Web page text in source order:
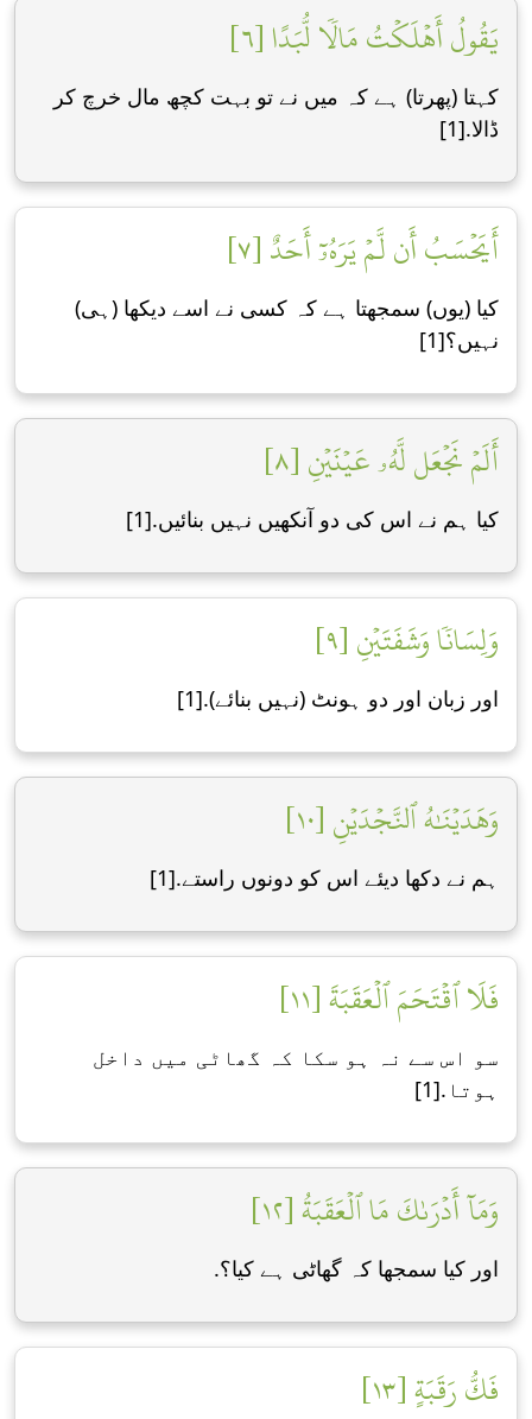
يَقُولُ أَهۡلَكۡتُ مَالٗا لُّبَدًا [٦]
کہتا (پھرتا) ہے کہ میں نے تو بہت کچھ مال خرچ کر
ڈاﻻ.[1]
أَيَحۡسَبُ أَن لَّمۡ يَرَهُۥٓ أَحَدٌ [٧]
کیا (یوں) سمجھتا ہے کہ کسی نے اسے دیکھا (ہی)
نہیں؟[1]
أَلَمۡ نَجۡعَل لَّهُۥ عَيۡنَيۡنِ [٨]
کیا ہم نے اس کی دو آنکھیں نہیں بنائیں.[1]
وَلِسَانٗا وَشَفَتَيۡنِ [٩]
اور زبان اور دو ہونٹ (نہیں بنائے).[1]
وَهَدَيۡنَٰهُ ٱلنَّجۡدَيۡنِ [١٠]
ہم نے دکھا دیئے اس کو دونوں راستے.[1]
فَلَا ٱقۡتَحَمَ ٱلۡعَقَبَةَ [١١]
سو اس سے نہ ہو سکا کہ گھاٹی میں داخل
ہوتا.[1]
وَمَآ أَدۡرَىٰكَ مَا ٱلۡعَقَبَةُ [١٢]
اور کیا سمجھا کہ گھاٹی ہے کیا؟.
فَكُّ رَقَبَةٍ [١٣]